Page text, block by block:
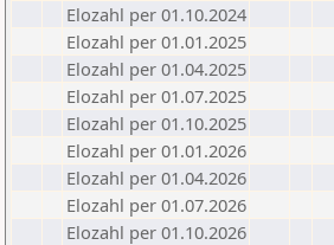
Elozahl per 01.10.2024
Elozahl per 01.01.2025
Elozahl per 01.04.2025
Elozahl per 01.07.2025
Elozahl per 01.10.2025
Elozahl per 01.01.2026
Elozahl per 01.04.2026
Elozahl per 01.07.2026
Elozahl per 01.10.2026